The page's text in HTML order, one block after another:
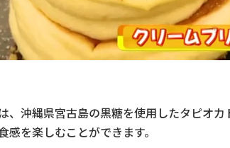
、沖縄県宮古島の黒糖を使用したタピオ
感を楽しむことができます。